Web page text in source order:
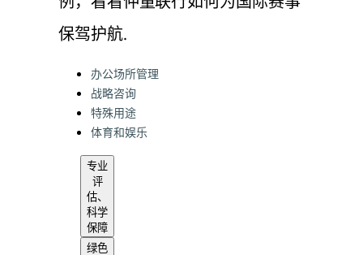
保驾护航.
Categories:
办公场所管理
战略咨询
特殊用途
体育和娱乐
专业
评
估、
科学
保障
绿色